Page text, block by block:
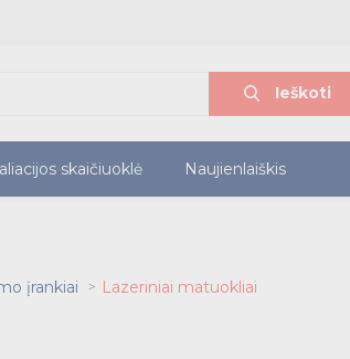
Ieškoti
skaičiuoklė Naujienlaiškis
įrankiai Lazeriniai matuokliai